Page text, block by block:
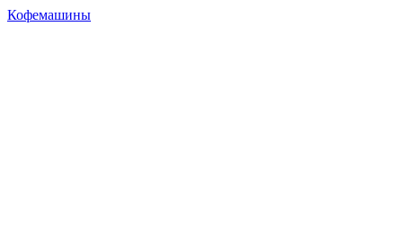
Кофемашины